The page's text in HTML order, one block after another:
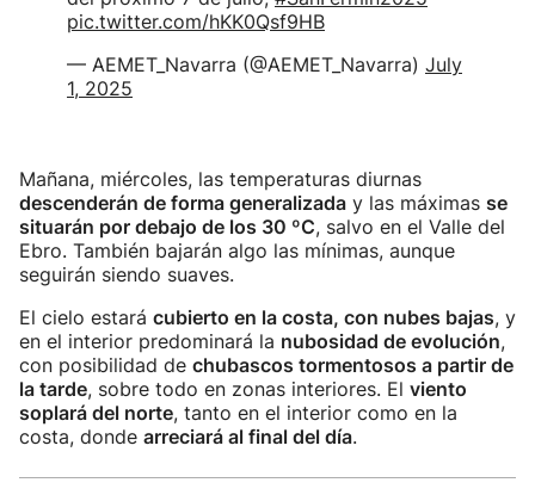
pic.twitter.com/hKK0Qsf9HB
— AEMET_Navarra (@AEMET_Navarra) July
1, 2025
Mañana, miércoles, las temperaturas diurnas
descenderán de forma generalizada y las máximas se
situarán por debajo de los 30 ºC, salvo en el Valle del
Ebro. También bajarán algo las mínimas, aunque
seguirán siendo suaves.
El cielo estará cubierto en la costa, con nubes bajas, y
en el interior predominará la nubosidad de evolución,
con posibilidad de chubascos tormentosos a partir de
la tarde, sobre todo en zonas interiores. El viento
soplará del norte, tanto en el interior como en la
costa, donde arreciará al final del día.